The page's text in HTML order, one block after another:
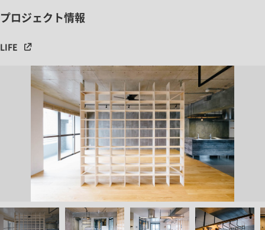
プロジェクト情報
LIFE